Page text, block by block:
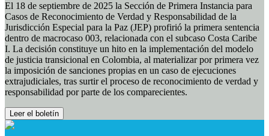
El 18 de septiembre de 2025 la Sección de Primera Instancia para
Casos de Reconocimiento de Verdad y Responsabilidad de la
Jurisdicción Especial para la Paz (JEP) profirió la primera sentencia
dentro de macrocaso 003, relacionada con el subcaso Costa Caribe
I. La decisión constituye un hito en la implementación del modelo
de justicia transicional en Colombia, al materializar por primera vez
la imposición de sanciones propias en un caso de ejecuciones
extrajudiciales, tras surtir el proceso de reconocimiento de verdad y
responsabilidad por parte de los comparecientes.
Leer el boletín